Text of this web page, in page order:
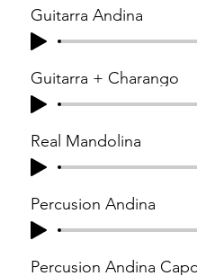
Guitarra Andina
Guitarra + Charango
Real Mandolina
Percusion Andina
Percusion Andina